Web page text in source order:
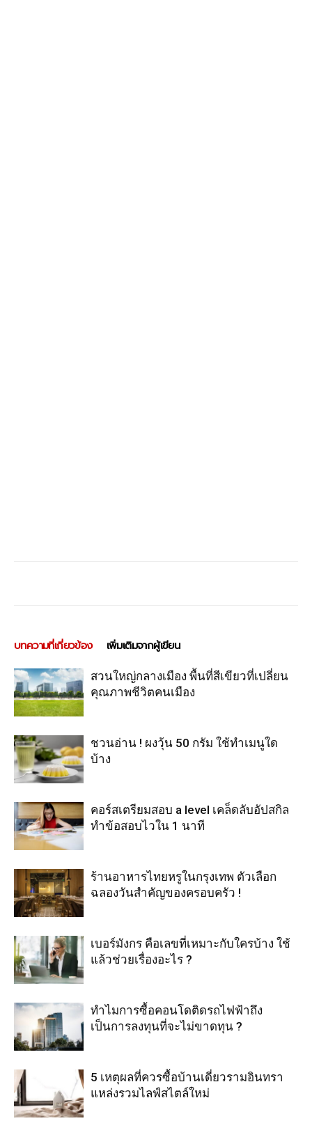
บทความที่เกี่ยวข้อง เพิ่มเติมจากผู้เขียน
สวนใหญ่กลางเมือง พื้นที่สีเขียวที่เปลี่ยน
คุณภาพชีวิตคนเมือง
ชวนอ่าน ! ผงวุ้น 50 กรัม ใช้ทำเมนูใด
บ้าง
คอร์สเตรียมสอบ a level เคล็ดลับอัปสกิล
ทำข้อสอบไวใน 1 นาที
ร้านอาหารไทยหรูในกรุงเทพ ตัวเลือก
ฉลองวันสำคัญของครอบครัว !
เบอร์มังกร คือเลขที่เหมาะกับใครบ้าง ใช้
แล้วช่วยเรื่องอะไร ?
ทำไมการซื้อคอนโดติดรถไฟฟ้าถึง
เป็นการลงทุนที่จะไม่ขาดทุน ?
5 เหตุผลที่ควรซื้อบ้านเดี่ยวรามอินทรา
แหล่งรวมไลฟ์สไตล์ใหม่